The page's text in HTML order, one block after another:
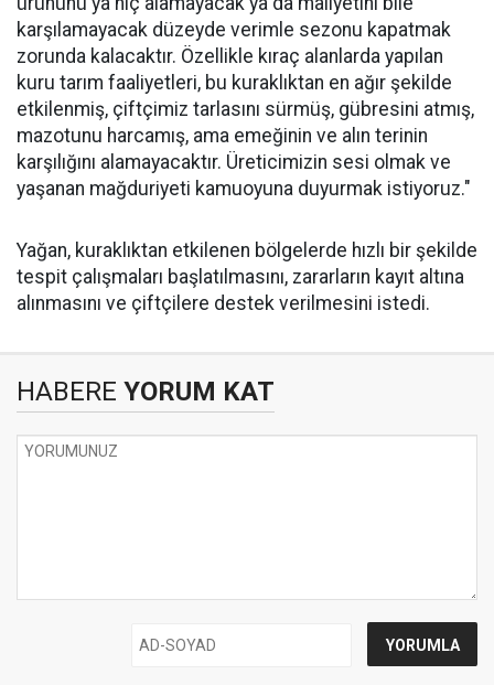
karşılamayacak düzeyde verimle sezonu kapatmak
zorunda kalacaktır. Özellikle kıraç alanlarda yapılan
kuru tarım faaliyetleri, bu kuraklıktan en ağır şekilde
etkilenmiş, çiftçimiz tarlasını sürmüş, gübresini atmış,
mazotunu harcamış, ama emeğinin ve alın terinin
karşılığını alamayacaktır. Üreticimizin sesi olmak ve
yaşanan mağduriyeti kamuoyuna duyurmak istiyoruz."
Yağan, kuraklıktan etkilenen bölgelerde hızlı bir şekilde
tespit çalışmaları başlatılmasını, zararların kayıt altına
alınmasını ve çiftçilere destek verilmesini istedi.
HABERE YORUM KAT